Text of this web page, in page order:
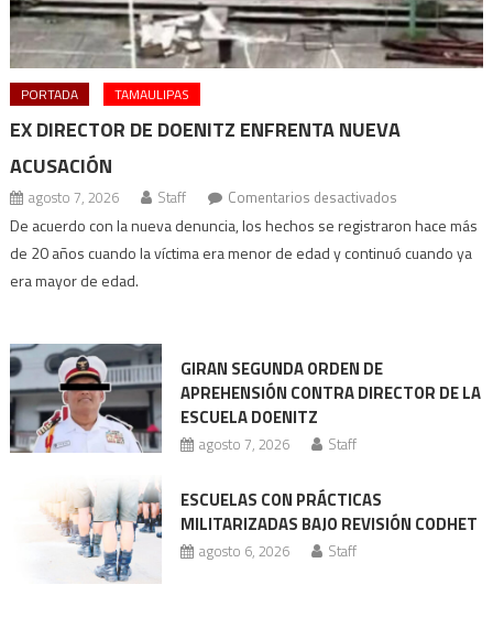
PORTADA TAMAULIPAS
EX DIRECTOR DE DOENITZ ENFRENTA NUEVA
ACUSACIÓN
agosto 7, 2026 Staff Comentarios desactivadosen
Ex
director
De acuerdo con la nueva denuncia, los hechos se registraron hace más
de 20 años cuando la víctima era menor de edad y continuó cuando ya
era mayor de edad.
GIRAN SEGUNDA ORDEN DE
APREHENSIÓN CONTRA DIRECTOR DE LA
ESCUELA DOENITZ
agosto 7, 2026 Staff
ESCUELAS CON PRÁCTICAS
MILITARIZADAS BAJO REVISIÓN CODHET
agosto 6, 2026 Staff